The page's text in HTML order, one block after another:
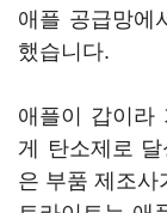
애플 공급망에
했습니다.
애플이 갑이라
게 탄소제로
은 부품 제조사